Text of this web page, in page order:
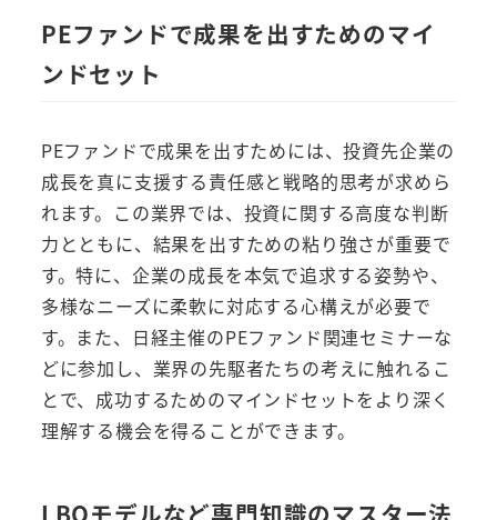
PEファンドで成果を出すためのマイ
ンドセット
PEファンドで成果を出すためには、投資先企業の
成長を真に支援する責任感と戦略的思考が求めら
れます。この業界では、投資に関する高度な判断
力とともに、結果を出すための粘り強さが重要で
す。特に、企業の成長を本気で追求する姿勢や、
多様なニーズに柔軟に対応する心構えが必要で
す。また、日経主催のPEファンド関連セミナーな
どに参加し、業界の先駆者たちの考えに触れるこ
とで、成功するためのマインドセットをより深く
理解する機会を得ることができます。